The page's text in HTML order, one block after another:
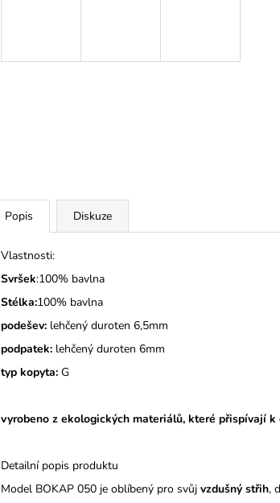
Popis Diskuze
Vlastnosti:
Svršek:100% bavlna
Stélka:100% bavlna
podešev: lehčený duroten 6,5mm
podpatek: lehčený duroten 6mm
typ kopyta: G
vyrobeno z ekologických materiálů, které přispívají
Detailní popis produktu
Model BOKAP 050 je oblíbený pro svůj vzdušný střih,